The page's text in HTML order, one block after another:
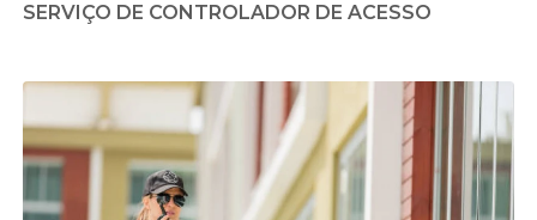
SERVIÇO DE CONTROLADOR DE ACESSO